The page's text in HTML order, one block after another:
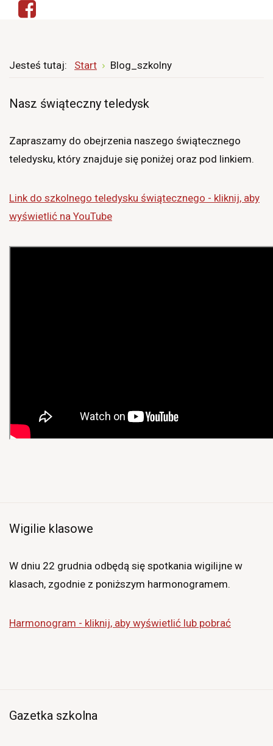
Jesteś tutaj: Start Blog_szkolny
Nasz świąteczny teledysk
Zapraszamy do obejrzenia naszego świątecznego
teledysku, który znajduje się poniżej oraz pod linkiem.
Link do szkolnego teledysku świątecznego - kliknij, aby
wyświetlić na YouTube
Wigilie klasowe
W dniu 22 grudnia odbędą się spotkania wigilijne w
klasach, zgodnie z poniższym harmonogramem.
Harmonogram - kliknij, aby wyświetlić lub pobrać
Gazetka szkolna